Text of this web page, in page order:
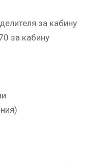
за кабину
за кабину